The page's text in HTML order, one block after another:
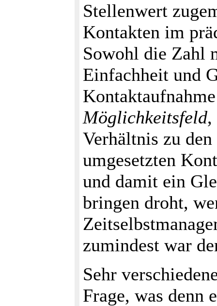
Stellenwert
Kontakten im
Sowohl die Zahl
Einfachheit und
Möglichkeitsfeld,
Verhältnis zu
umgesetzten
und damit ein
bringen droht,
zumindest war
Sehr
Frage, was denn